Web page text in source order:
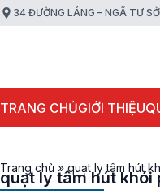
34 ĐƯỜNG LÁNG – NGÃ TƯ
TRANG CHỦGIỚI THIỆU
Trang chủ »quạt ly tâm hút
quạt ly tâm hút khói